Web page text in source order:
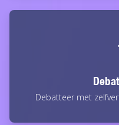
Debatteer met